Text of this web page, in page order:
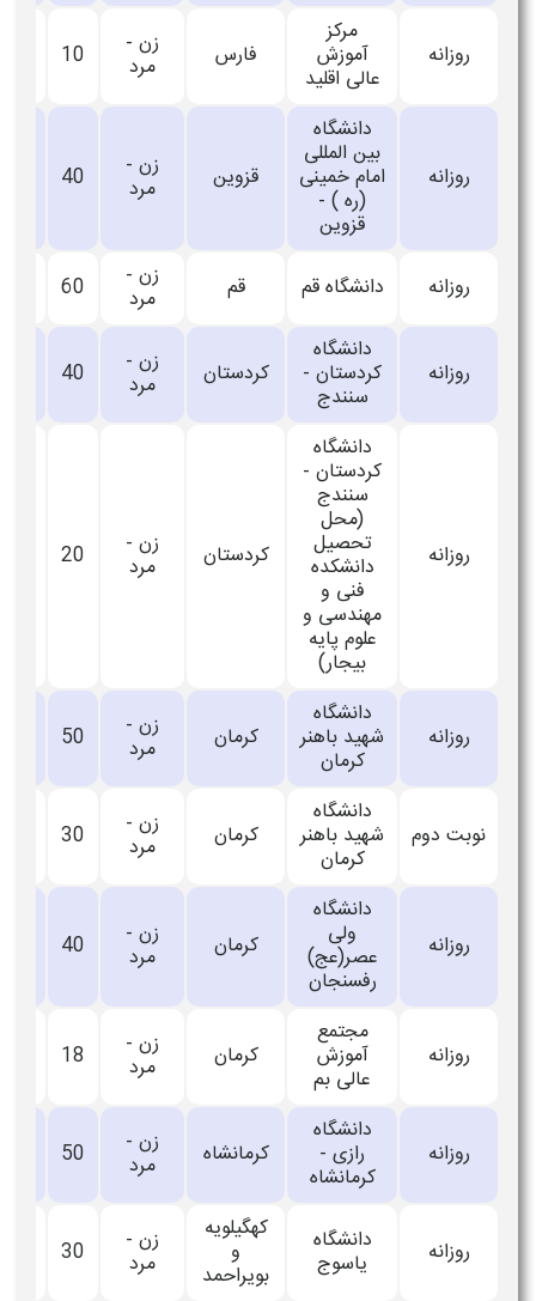
روزانه
مرکز
آموزش
عالی اقلید
فارس زن -
مرد 10
روزانه
دانشگاه
بین المللی
امام خمینی
(ره ) -
قزوین
قزوین زن -
مرد 40
روزانه دانشگاه قم قم زن -
مرد 60
روزانه
دانشگاه
کردستان -
سنندج
کردستان زن -
مرد 40
روزانه
دانشگاه
کردستان -
سنندج
(محل
تحصیل
دانشکده
فنی و
مهندسی و
علوم پایه
بیجار)
کردستان زن -
مرد 20
روزانه
دانشگاه
شهید باهنر
کرمان
کرمان زن -
مرد 50
نوبت دوم
دانشگاه
شهید باهنر
کرمان
کرمان زن -
مرد 30
روزانه
دانشگاه
ولی
عصر(عج)
رفسنجان
کرمان زن -
مرد 40
روزانه
مجتمع
آموزش
عالی بم
کرمان زن -
مرد 18
روزانه
دانشگاه
رازی -
کرمانشاه
کرمانشاه زن -
مرد 50
روزانه دانشگاه
یاسوج
کهگیلویه
بویراحمد
زن -
مرد 30